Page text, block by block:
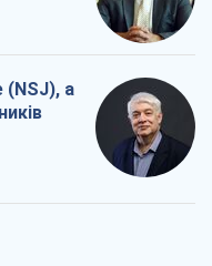
(NSJ), а